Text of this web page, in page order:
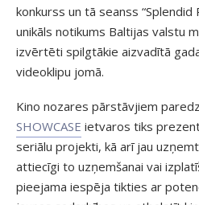
konkurss un tā seanss “Splendid
unikāls notikums Baltijas valstu
izvērtēti spilgtākie aizvadītā
videoklipu jomā.
Kino nozares pārstāvjiem
SHOWCASE ietvaros tiks
seriālu projekti, kā arī jau
attiecīgi to uzņemšanai vai
pieejama iespēja tikties ar